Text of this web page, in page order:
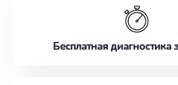
наилучшим образом. Не медлите
Бесплатная диагностика